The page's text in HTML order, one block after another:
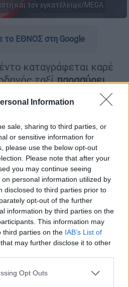
Information
sale, sharing to third parties, or
or sensitive information for
please use the below opt-out
Please note that after your
you may continue seeing
personal information utilized by
disclosed to third parties prior to
opt-out of the further
information by third parties on the
This information may
third parties on the IAB’s List of
that may further disclose it to other
app uses one or more Google
Opt Outs
και τον εγκατέλειψε/MEGA
το ΕΘΝΟΣ στη Google
καταγράφεται καρέ
ταξίπαρασύρει
στο
συνέβησαν την Τρίτη 28
ταξί ξαφνικά πετάχτηκε
τον
στη δεξιά λωρίδα
ευθεία. Ενώ πλησίαζα
Θερμοπυλών, ξαφνικά
άκουσα τα γκάζια,ένα
μου,από την
δεξιά και μπαίνει
Εκείνη τη στιγμή με
και με πέταξε κάτω»,